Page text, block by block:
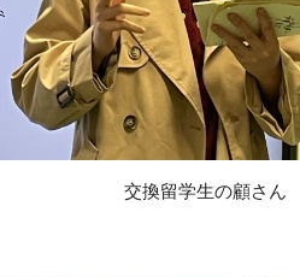
交換留学生の顧さん